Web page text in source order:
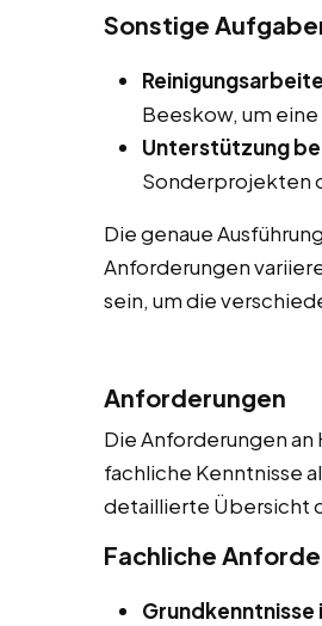
Sonstige
Beeskow, um
Unterstützung
Sonderprojekten
Die genaue
Anforderungen
sein, um die
Anforderungen
Die Anforderungen
fachliche Kenntnisse
detaillierte Übersicht
Fachliche